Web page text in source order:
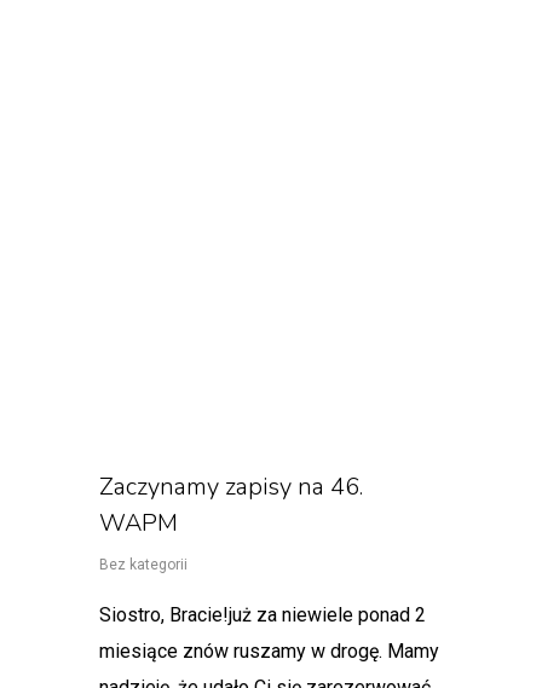
Zaczynamy zapisy na 46.
WAPM
Bez kategorii
Siostro, Bracie!już za niewiele ponad 2
miesiące znów ruszamy w drogę. Mamy